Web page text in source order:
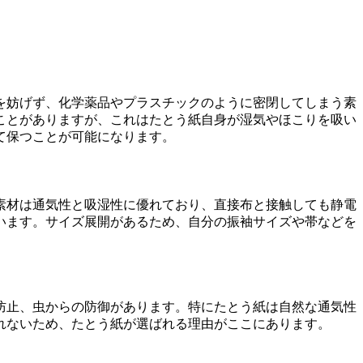
げず、化学薬品やプラスチックのように密閉してしまう素
がありますが、これはたとう紙自身が湿気やほこりを吸い
つことが可能になります。
は通気性と吸湿性に優れており、直接布と接触しても静電
す。サイズ展開があるため、自分の振袖サイズや帯などを
、虫からの防御があります。特にたとう紙は自然な通気性
いため、たとう紙が選ばれる理由がここにあります。